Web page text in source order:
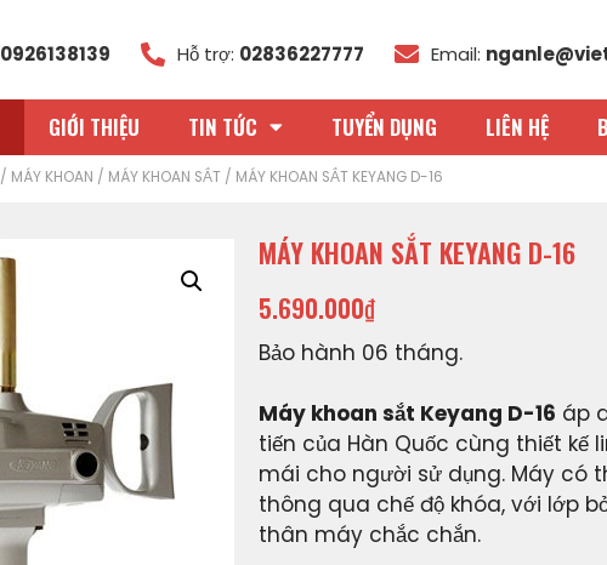
0926138139 Hỗ trợ: 02836227777 Email:
GIỚI THIỆU TIN TỨC TUYỂN DỤNG LIÊN HỆ
/ MÁY KHOAN / MÁY KHOAN SẮT / MÁY KHOAN SẮT KEYANG D-16
MÁY KHOAN SẮT KEYANG D-16
5.690.000₫
Bảo hành 06 tháng.
Máy khoan sắt Keyang D-16 áp
tiến của Hàn Quốc cùng thiết kế
mái cho người sử dụng. Máy có
thông qua chế độ khóa, với lớp
thân máy chắc chắn.